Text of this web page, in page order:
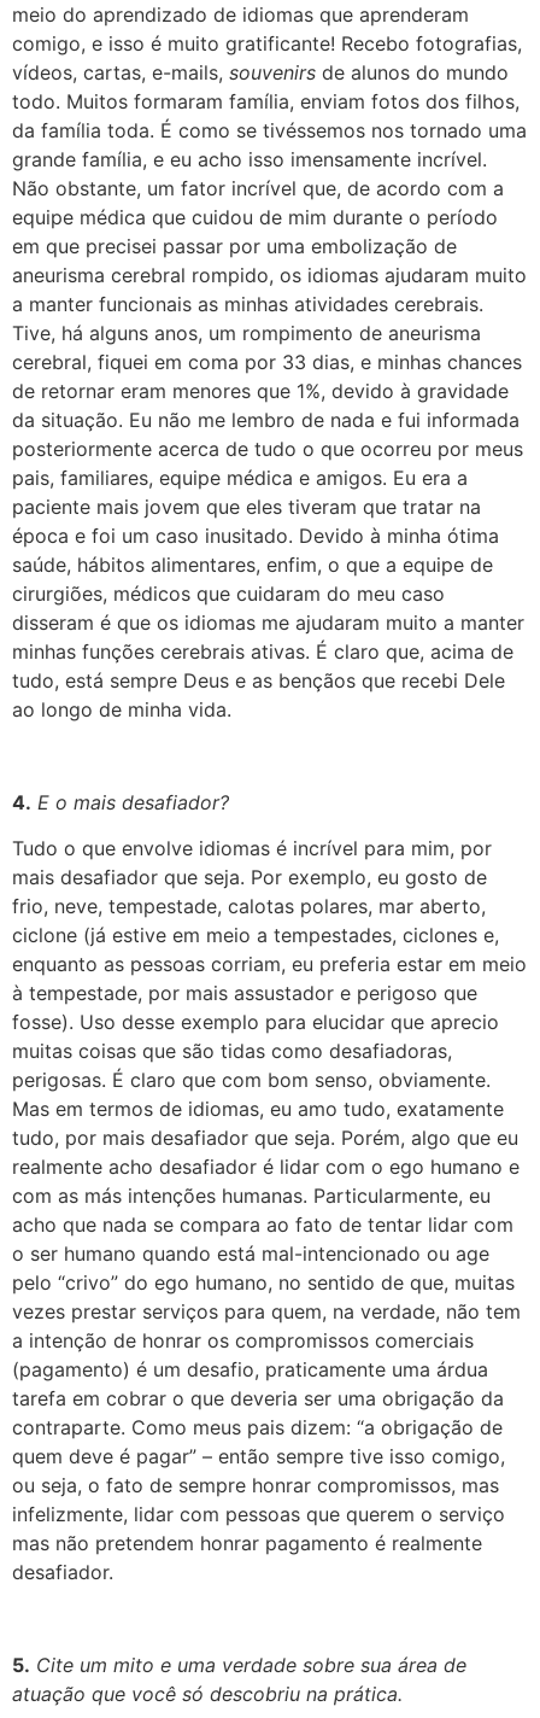
meio do aprendizado de idiomas que aprenderam
comigo, e isso é muito gratificante! Recebo fotografias,
vídeos, cartas, e-mails, souvenirs de alunos do mundo
todo. Muitos formaram família, enviam fotos dos filhos,
da família toda. É como se tivéssemos nos tornado uma
grande família, e eu acho isso imensamente incrível.
Não obstante, um fator incrível que, de acordo com a
equipe médica que cuidou de mim durante o período
em que precisei passar por uma embolização de
aneurisma cerebral rompido, os idiomas ajudaram muito
a manter funcionais as minhas atividades cerebrais.
Tive, há alguns anos, um rompimento de aneurisma
cerebral, fiquei em coma por 33 dias, e minhas chances
de retornar eram menores que 1%, devido à gravidade
da situação. Eu não me lembro de nada e fui informada
posteriormente acerca de tudo o que ocorreu por meus
pais, familiares, equipe médica e amigos. Eu era a
paciente mais jovem que eles tiveram que tratar na
época e foi um caso inusitado. Devido à minha ótima
saúde, hábitos alimentares, enfim, o que a equipe de
cirurgiões, médicos que cuidaram do meu caso
disseram é que os idiomas me ajudaram muito a manter
minhas funções cerebrais ativas. É claro que, acima de
tudo, está sempre Deus e as bençãos que recebi Dele
ao longo de minha vida.
4. E o mais desafiador?
Tudo o que envolve idiomas é incrível para mim, por
mais desafiador que seja. Por exemplo, eu gosto de
frio, neve, tempestade, calotas polares, mar aberto,
ciclone (já estive em meio a tempestades, ciclones e,
enquanto as pessoas corriam, eu preferia estar em meio
à tempestade, por mais assustador e perigoso que
fosse). Uso desse exemplo para elucidar que aprecio
muitas coisas que são tidas como desafiadoras,
perigosas. É claro que com bom senso, obviamente.
Mas em termos de idiomas, eu amo tudo, exatamente
tudo, por mais desafiador que seja. Porém, algo que eu
realmente acho desafiador é lidar com o ego humano e
com as más intenções humanas. Particularmente, eu
acho que nada se compara ao fato de tentar lidar com
o ser humano quando está mal-intencionado ou age
pelo “crivo” do ego humano, no sentido de que, muitas
vezes prestar serviços para quem, na verdade, não tem
a intenção de honrar os compromissos comerciais
(pagamento) é um desafio, praticamente uma árdua
tarefa em cobrar o que deveria ser uma obrigação da
contraparte. Como meus pais dizem: “a obrigação de
quem deve é pagar” – então sempre tive isso comigo,
ou seja, o fato de sempre honrar compromissos, mas
infelizmente, lidar com pessoas que querem o serviço
mas não pretendem honrar pagamento é realmente
desafiador.
5. Cite um mito e uma verdade sobre sua área de
atuação que você só descobriu na prática.